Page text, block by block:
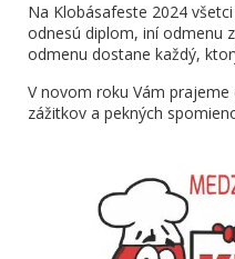
Na Klobásafeste 2024
odnesú diplom, iní odmenu
odmenu dostane každý,
V novom roku Vám
zážitkov a pekných